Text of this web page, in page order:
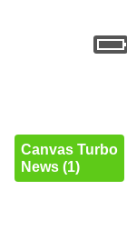
Canvas Turbo
News (1)